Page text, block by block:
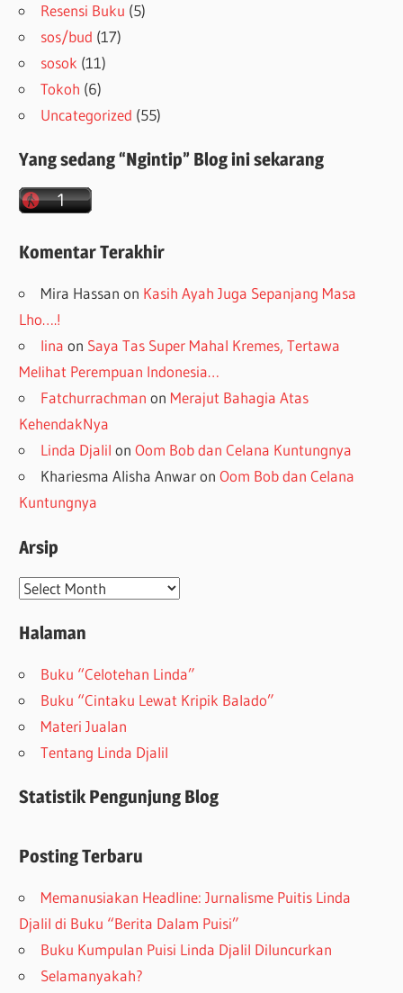
Resensi Buku (5)
sos/bud (17)
sosok (11)
Tokoh (6)
Uncategorized (55)
Yang sedang “Ngintip” Blog ini sekarang
Komentar Terakhir
Mira Hassan on Kasih Ayah Juga Sepanjang Masa
Lho….!
lina on Saya Tas Super Mahal Kremes, Tertawa
Melihat Perempuan Indonesia…
Fatchurrachman on Merajut Bahagia Atas
KehendakNya
Linda Djalil onOom Bob dan Celana Kuntungnya
Khariesma Alisha AnwaronOom Bob dan Celana
Kuntungnya
Arsip
Arsip
Halaman
Buku “Celotehan Linda”
Buku “Cintaku Lewat Kripik Balado”
Materi Jualan
Tentang Linda Djalil
Statistik Pengunjung Blog
Posting Terbaru
Memanusiakan Headline: Jurnalisme Puitis Linda
Djalil di Buku “Berita Dalam Puisi”
Buku Kumpulan Puisi Linda Djalil Diluncurkan
Selamanyakah?